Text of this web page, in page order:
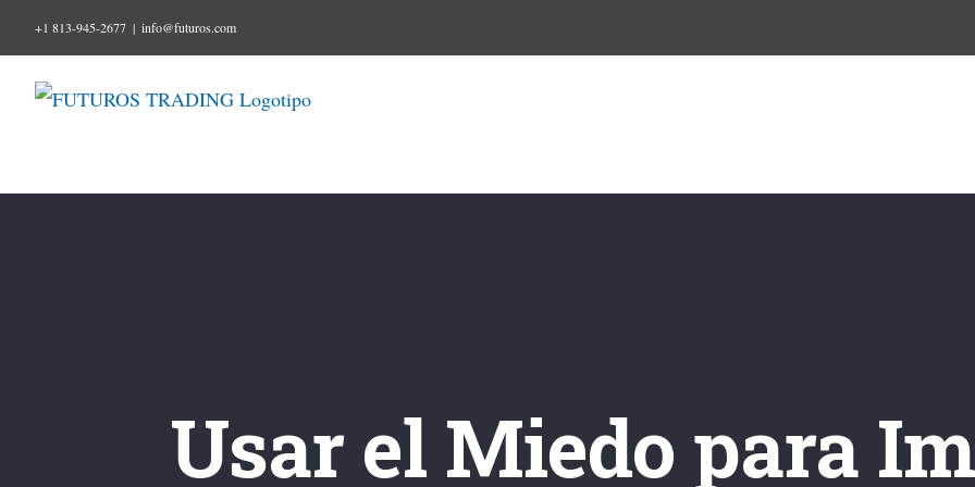
al
contenido
+1 813-945-2677 | info@futuros.com
Usar el Miedo para